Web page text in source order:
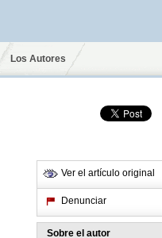
Los Autores
Ver el artículo original
Denunciar
Sobre el autor